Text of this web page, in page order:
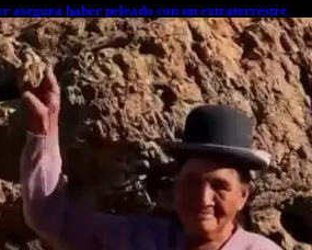
asegura haber peleado con un extraterrestre